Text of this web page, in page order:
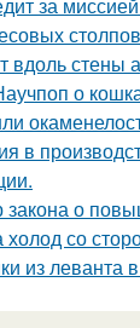
вдоль стены
о
в
о
холод со
из леванта